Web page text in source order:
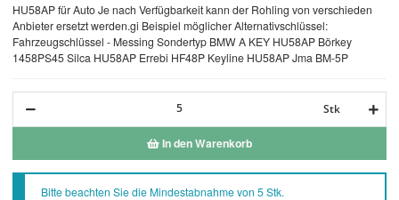
HU58AP für Auto Je nach Verfügbarkeit kann der Rohling von verschieden
Anbieter ersetzt werden.gi Beispiel möglicher Alternativschlüssel:
Fahrzeugschlüssel - Messing Sondertyp BMW A KEY HU58AP Börkey
1458PS45 Silca HU58AP Errebi HF48P Keyline HU58AP Jma BM-5P
Stk
In den Warenkorb
xBitte beachten Sie die Mindestabnahme von 5 Stk.